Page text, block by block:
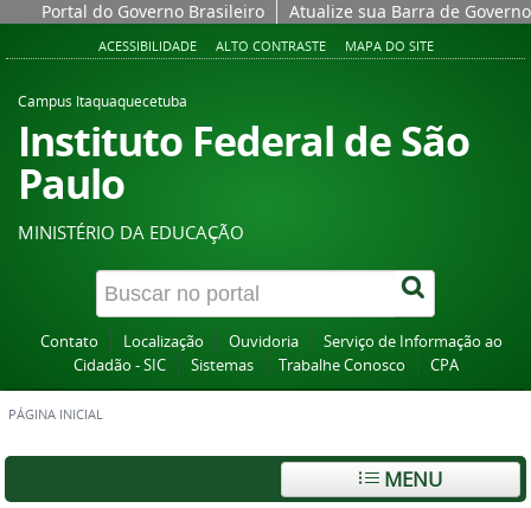
Portal do Governo Brasileiro Atualize sua Barra de Governo
ACESSIBILIDADE ALTO CONTRASTE MAPA DO SITE
Campus Itaquaquecetuba
Instituto Federal de São
Paulo
MINISTÉRIO DA EDUCAÇÃO
Contato Localização Ouvidoria
Serviço de Informação ao
Cidadão - SIC
Sistemas Trabalhe Conosco CPA
PÁGINA INICIAL
MENU